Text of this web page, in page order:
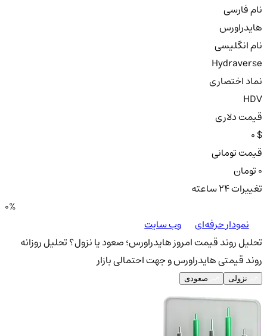
نام فارسی
هایدراورس
نام انگلیسی
Hydraverse
نماد اختصاری
HDV
قیمت دلاری
0 $
قیمت تومانی
تغییرات ۲۴ ساعته
0%
نمودار حرفه‌ای
وب سایت
تحلیل روند قیمت امروز هایدراورس؛ صعود یا نزول؟تحلیل روزانه
روند قیمتی هایدراورس و جهت احتمالی بازار
نزولی صعودی